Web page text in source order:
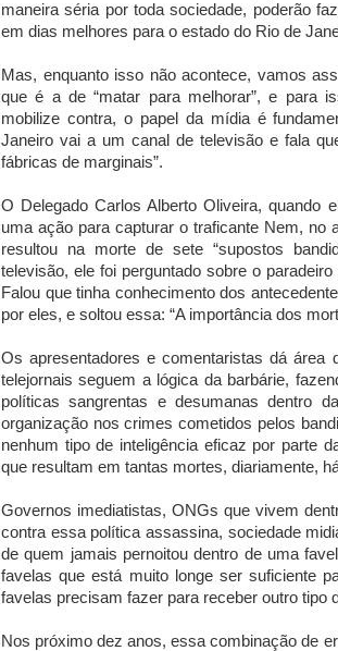
maneira séria por toda sociedade, poderão
em dias melhores para o estado do Rio de
Mas, enquanto isso não acontece, vamos
que é a de “matar para melhorar”, e para
mobilize contra, o papel da mídia é
Janeiro vai a um canal de televisão e fala
fábricas de marginais”.
O Delegado Carlos Alberto Oliveira, quando
uma ação para capturar o traficante Nem, no
resultou na morte de sete “supostos
televisão, ele foi perguntado sobre o
Falou que tinha conhecimento dos
por eles, e soltou essa: “A importância dos
Os apresentadores e comentaristas dá área
telejornais seguem a lógica da barbárie,
políticas sangrentas e desumanas dentro
organização nos crimes cometidos pelos
nenhum tipo de inteligência eficaz por parte
que resultam em tantas mortes, diariamente,
Governos imediatistas, ONGs que vivem
contra essa política assassina, sociedade
de quem jamais pernoitou dentro de uma
favelas que está muito longe ser suficiente
favelas precisam fazer para receber outro tipo
Nos próximo dez anos, essa combinação de